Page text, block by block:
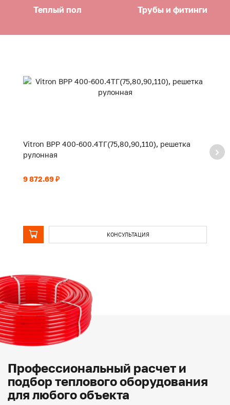
Теплый пол Трубы и фитинги
Vitron ВРР 400-600.4ТГ(75,80,90,110), решетка
рулонная
9 872.69 ₽
КОНСУЛЬТАЦИЯ
Профессиональный расчет и
подбор теплового оборудования
для любого объекта